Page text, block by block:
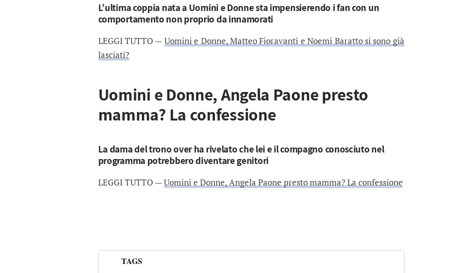
L’ultima coppia nata a Uomini e Donne sta impensierendo i fan con un
comportamento non proprio da innamorati
LEGGI TUTTO — Uomini e Donne, Matteo Fioravanti e Noemi Baratto si sono già
lasciati?
Uomini e Donne, Angela Paone presto
mamma? La confessione
La dama del trono over ha rivelato che lei e il compagno conosciuto nel
programma potrebbero diventare genitori
LEGGI TUTTO —Uomini e Donne, Angela Paone presto mamma? La confessione
TAGS